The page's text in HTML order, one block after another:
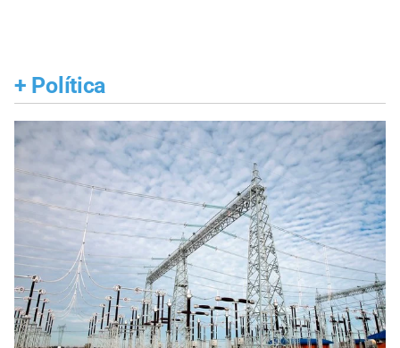
+ Política